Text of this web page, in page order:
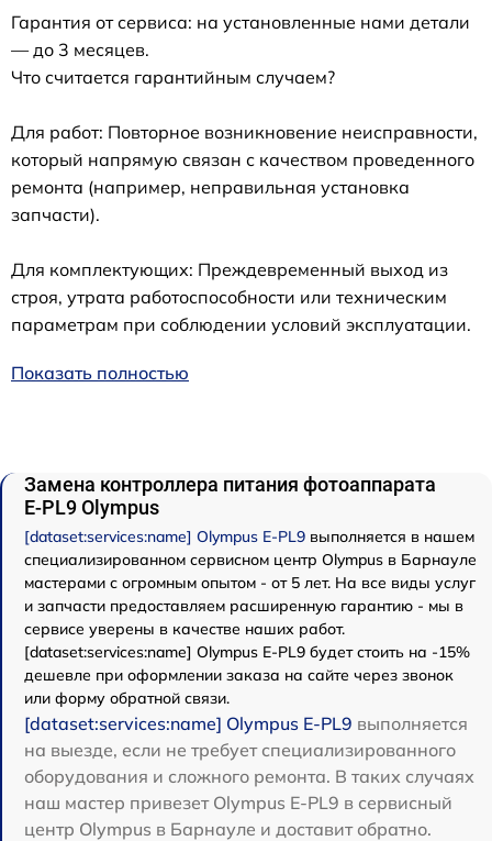
Гарантия от сервиса: на установленные нами детали
— до 3 месяцев.
Что считается гарантийным случаем?
Для работ: Повторное возникновение неисправности,
который напрямую связан с качеством проведенного
ремонта (например, неправильная установка
запчасти).
Для комплектующих: Преждевременный выход из
строя, утрата работоспособности или техническим
параметрам при соблюдении условий эксплуатации.
Показать полностью
Замена контроллера питания фотоаппарата
E‑PL9 Olympus
[dataset:services:name] Olympus E‑PL9 выполняется в нашем
специализированном сервисном центр Olympus в Барнауле
мастерами с огромным опытом - от 5 лет. На все виды услуг
и запчасти предоставляем расширенную гарантию - мы в
сервисе уверены в качестве наших работ.
[dataset:services:name] Olympus E‑PL9 будет стоить на -15%
дешевле при оформлении заказа на сайте через звонок
или форму обратной связи.
[dataset:services:name] Olympus E‑PL9 выполняется
на выезде, если не требует специализированного
оборудования и сложного ремонта. В таких случаях
наш мастер привезет Olympus E‑PL9 в сервисный
центр Olympus в Барнауле и доставит обратно.